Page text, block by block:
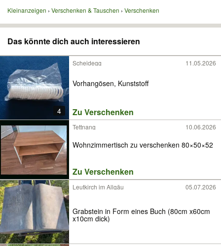
Kleinanzeigen Verschenken & Tauschen Verschenken
Das könnte dich auch interessieren
4
Scheidegg 11.05.2026
Vorhangösen, Kunststoff
Zu Verschenken
Tettnang 10.06.2026
Wohnzimmertisch zu verschenken 80×50×52
Zu Verschenken
Leutkirch im Allgäu 05.07.2026
Grabstein in Form eines Buch (80cm x60cm
x10cm dick)